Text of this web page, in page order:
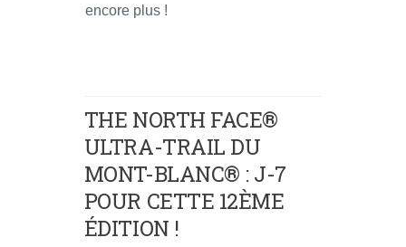
encore plus !
THE NORTH FACE®
ULTRA-TRAIL DU
MONT-BLANC® : J-7
POUR CETTE 12ÈME
ÉDITION !